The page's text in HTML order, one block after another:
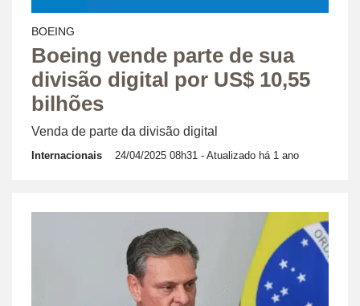
BOEING
Boeing vende parte de sua
divisão digital por US$ 10,55
bilhões
Venda de parte da divisão digital
Internacionais 24/04/2025 08h31 - Atualizado há 1 ano